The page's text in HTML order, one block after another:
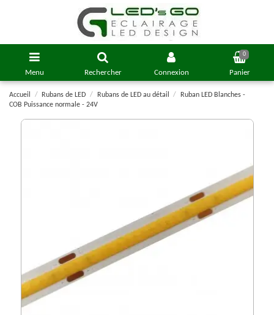
Menu Rechercher Connexion
0
Panier
Accueil Rubans de LED Rubans de LED au détail
Ruban LED Blanches -
COB Puissance normale - 24V